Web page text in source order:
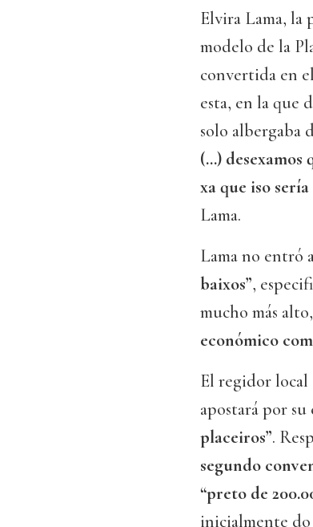
Elvira Lama, la
modelo de la
convertida en
esta, en la que
solo albergaba
(…) desexamos
xa que iso
Lama.
Lama no entró
baixos”,
mucho más
económico
El regidor local
apostará por
placeiros”.
segundo
“preto de
inicialmente